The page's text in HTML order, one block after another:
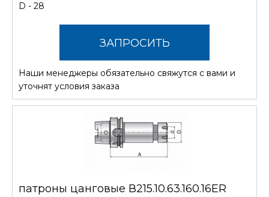
D - 28
ЗАПРОСИТЬ
СТОИМОСТЬ
Наши менеджеры обязательно свяжутся с вами и
уточнят условия заказа
патроны цанговые В215.10.63.160.16ER